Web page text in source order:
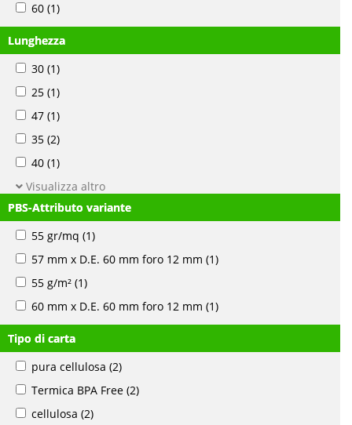
60 (1)
Lunghezza
30 (1)
25 (1)
47 (1)
35 (2)
40 (1)
Visualizza altro
PBS-Attributo variante
55 gr/mq (1)
57 mm x D.E. 60 mm foro 12 mm (1)
55 g/m² (1)
60 mm x D.E. 60 mm foro 12 mm (1)
Tipo di carta
pura cellulosa (2)
Termica BPA Free (2)
cellulosa (2)